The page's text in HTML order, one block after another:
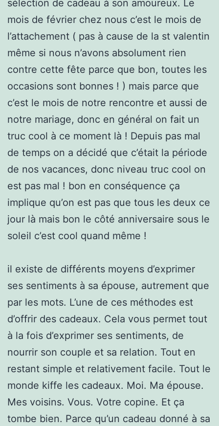
sélection de cadeau à son amoureux. Le
mois de février chez nous c’est le mois de
l’attachement ( pas à cause de la st valentin
même si nous n’avons absolument rien
contre cette fête parce que bon, toutes les
occasions sont bonnes ! ) mais parce que
c’est le mois de notre rencontre et aussi de
notre mariage, donc en général on fait un
truc cool à ce moment là ! Depuis pas mal
de temps on a décidé que c’était la période
de nos vacances, donc niveau truc cool on
est pas mal ! bon en conséquence ça
implique qu’on est pas que tous les deux ce
jour là mais bon le côté anniversaire sous le
soleil c’est cool quand même !
il existe de différents moyens d’exprimer
ses sentiments à sa épouse, autrement que
par les mots. L’une de ces méthodes est
d’offrir des cadeaux. Cela vous permet tout
à la fois d’exprimer ses sentiments, de
nourrir son couple et sa relation. Tout en
restant simple et relativement facile. Tout le
monde kiffe les cadeaux. Moi. Ma épouse.
Mes voisins. Vous. Votre copine. Et ça
tombe bien. Parce qu’un cadeau donné à sa